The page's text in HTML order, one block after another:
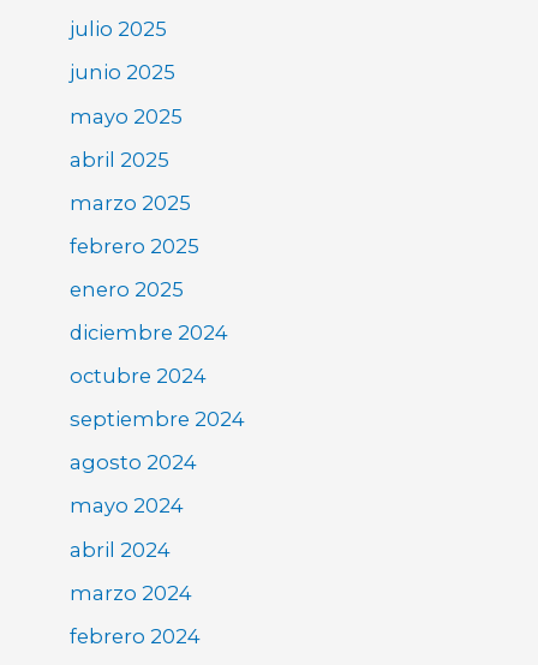
julio 2025
junio 2025
mayo 2025
abril 2025
marzo 2025
febrero 2025
enero 2025
diciembre 2024
octubre 2024
septiembre 2024
agosto 2024
mayo 2024
abril 2024
marzo 2024
febrero 2024